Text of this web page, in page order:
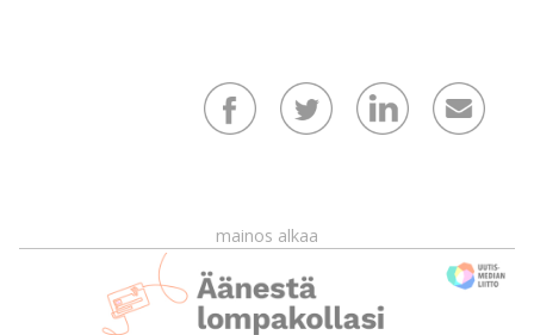
mainos alkaa